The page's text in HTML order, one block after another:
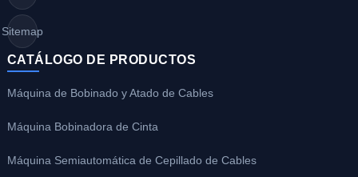
Sitemap
CATÁLOGO DE PRODUCTOS
Máquina de Bobinado y Atado de Cables
Máquina Bobinadora de Cinta
Máquina Semiautomática de Cepillado de Cables